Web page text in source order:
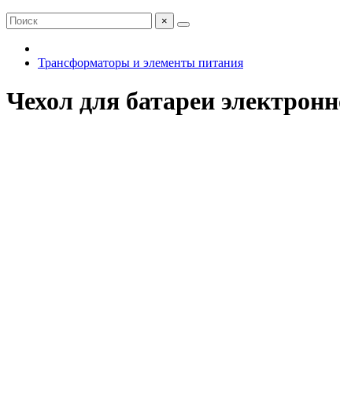
×
Трансформаторы и элементы питания
Чехол для батареи